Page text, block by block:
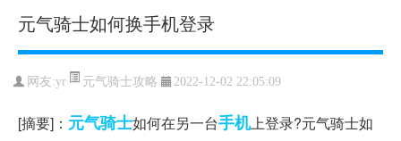
元气骑士如何换手机登录
网友:yr 元气骑士攻略 2022-12-02 22:05:09
[摘要]： 元气骑士如何在另一台手机上登录?元气骑士如